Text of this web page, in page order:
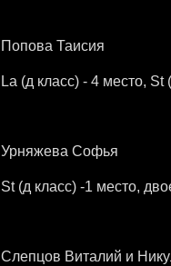
Попова Таисия
La (д класс) - 4 место, St
Урняжева Софья
St (д класс) -1 место,
Слепцов Виталий и